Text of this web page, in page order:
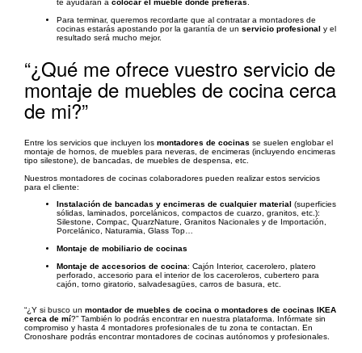
te ayudarán a colocar el mueble donde prefieras
Para terminar, queremos recordarte que al contratar a montadores de
cocinas estarás apostando por la garantía de un servicio profesional y el
resultado será mucho mejor.
“¿Qué me ofrece vuestro servicio de
montaje de muebles de cocina cerca
de mi?”
Entre los servicios que incluyen los montadores de cocinas se suelen englobar el
montaje de hornos, de muebles para neveras, de encimeras (incluyendo encimeras
tipo silestone), de bancadas, de muebles de despensa, etc.
Nuestros montadores de cocinas colaboradores pueden realizar estos servicios
para el cliente:
Instalación de bancadas y encimeras de cualquier material (superficies
sólidas, laminados, porcelánicos, compactos de cuarzo, granitos, etc.):
Silestone, Compac, QuarzNature, Granitos Nacionales y de Importación,
Porcelánico, Naturamia, Glass Top…
Montaje de mobiliario de cocinas
Montaje de accesorios de cocina: Cajón Interior, cacerolero, platero
perforado, accesorio para el interior de los caceroleros, cubertero para
cajón, torno giratorio, salvadesagües, carros de basura, etc.
“¿Y si busco un montador de muebles de cocina o montadores de cocinas IKEA
cerca de mí?” También lo podrás encontrar en nuestra plataforma. Infórmate sin
compromiso y hasta 4 montadores profesionales de tu zona te contactan. En
Cronoshare podrás encontrar montadores de cocinas autónomos y profesionales.